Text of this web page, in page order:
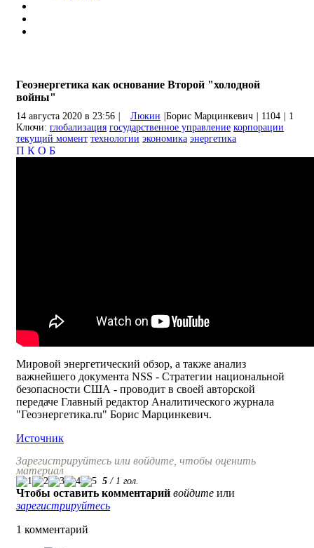
Геоэнергетика как основание Второй "холодной
войны"
14 августа 2020 в 23:56 Люкин Борис Марцинкевич 1104
1
Ключи: глобализация государственное управление корпорации
текущий момент технологии экономика энергетика
П К О Б
Мировой энергетический обзор, а также анализ
важнейшего документа NSS - Стратегии национальной
безопасности США - проводит в своей авторской
передаче Главный редактор Аналитического журнала
"Геоэнергетика.ru" Борис Марцинкевич.
Источник
Зарегистрируйтесь или войдите, чтобы оценить
материал
5 / 1 гол.
Чтобы оставить комментарий войдите или
зарегистрируйтесь
1 комментарий